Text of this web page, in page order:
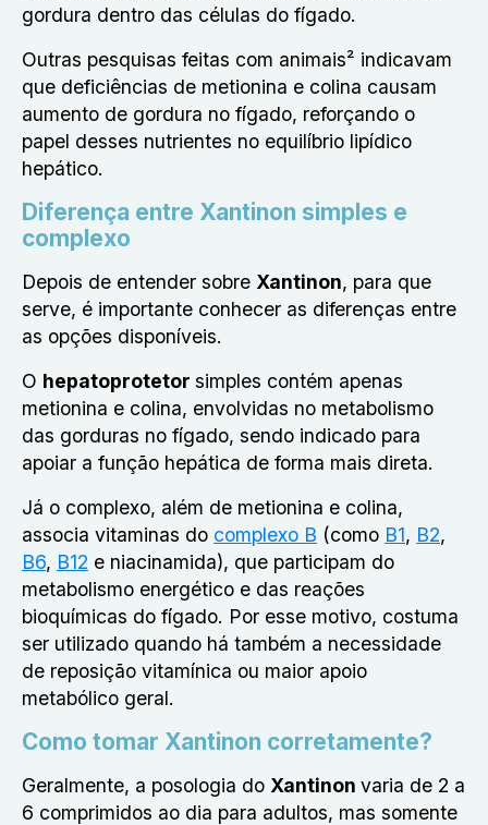
gordura dentro das células do fígado.
Outras pesquisas feitas com animais² indicavam
que deficiências de metionina e colina causam
aumento de gordura no fígado, reforçando o
papel desses nutrientes no equilíbrio lipídico
hepático.
Diferença entre Xantinon simples e
complexo
Depois de entender sobre Xantinon, para que
serve, é importante conhecer as diferenças entre
as opções disponíveis.
O hepatoprotetor simples contém apenas
metionina e colina, envolvidas no metabolismo
das gorduras no fígado, sendo indicado para
apoiar a função hepática de forma mais direta.
Já o complexo, além de metionina e colina,
associa vitaminas do complexo B (como B1, B2,
B6, B12 e niacinamida), que participam do
metabolismo energético e das reações
bioquímicas do fígado. Por esse motivo, costuma
ser utilizado quando há também a necessidade
de reposição vitamínica ou maior apoio
metabólico geral.
Como tomar Xantinon corretamente?
Geralmente, a posologia do Xantinon varia de 2 a
6 comprimidos ao dia para adultos, mas somente